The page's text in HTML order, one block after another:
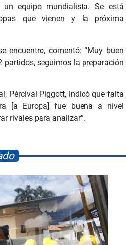
equipo mundialista. Se está
que vienen y la próxima
encuentro, comentó: “Muy buen
partidos, seguimos la preparación
Pércival Piggott, indicó que falta
[a Europa] fue buena a nivel
rivales para analizar”.